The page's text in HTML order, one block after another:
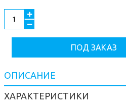
ПОД ЗАКАЗ
ОПИСАНИЕ
ХАРАКТЕРИСТИКИ